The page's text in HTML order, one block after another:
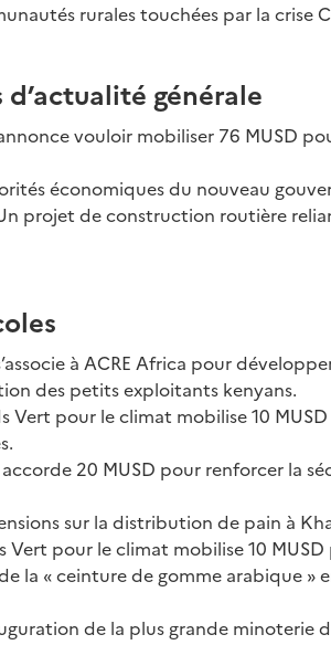
rurales touchées par la crise
générale
annonce vouloir mobiliser 76 MUSD
économiques du nouveau
projet de construction routière
à ACRE Africa pour
des petits exploitants kenyans.
Vert pour le climat mobilise 10
accorde 20 MUSD pour renforcer la
sur la distribution de pain à
Vert pour le climat mobilise 10
la « ceinture de gomme arabique »
de la plus grande minoterie